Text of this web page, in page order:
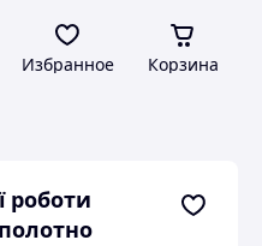
Избранное Корзина
роботи